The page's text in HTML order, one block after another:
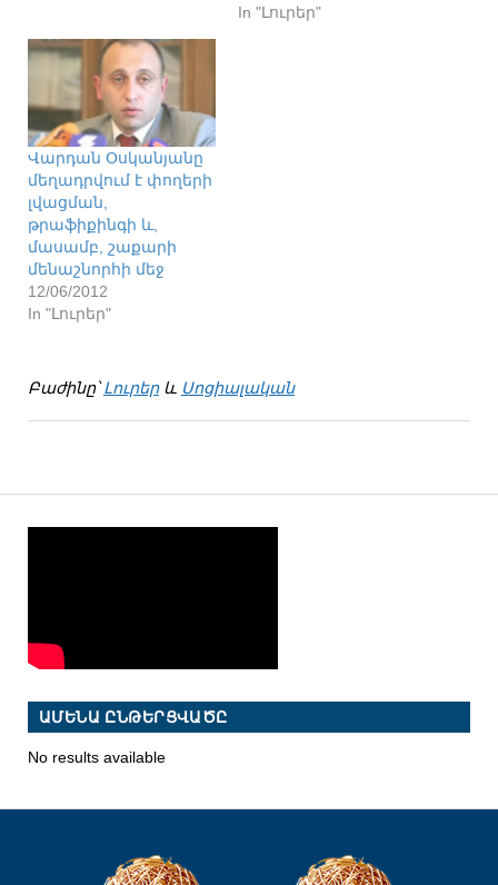
In "Լուրեր"
Վարդան Օսկանյանը
մեղադրվում է փողերի
լվացման,
թրաֆիքինգի և,
մասամբ, շաքարի
մենաշնորհի մեջ
12/06/2012
In "Լուրեր"
Բաժինը՝Լուրերև Սոցիալական
ԱՄԵՆԱ ԸՆԹԵՐՑՎԱԾԸ
No results available